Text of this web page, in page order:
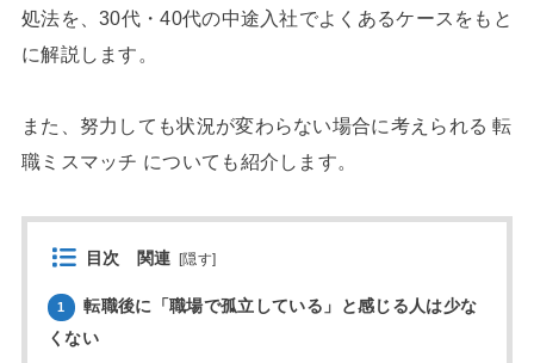
処法を、30代・40代の中途入社でよくあるケースをもと
に解説します。
また、努力しても状況が変わらない場合に考えられる 転
職ミスマッチ についても紹介します。
目次 関連 [隠す]
1
転職後に「職場で孤立している」と感じる人は少な
くない